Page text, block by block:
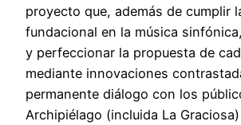
proyecto que, además de cumplir
fundacional en la música
y perfeccionar la propuesta de
mediante innovaciones
permanente diálogo con los
Archipiélago (incluida La